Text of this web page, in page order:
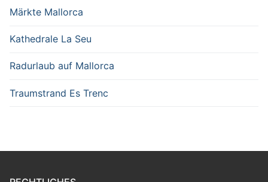
Märkte Mallorca
Kathedrale La Seu
Radurlaub auf Mallorca
Traumstrand Es Trenc